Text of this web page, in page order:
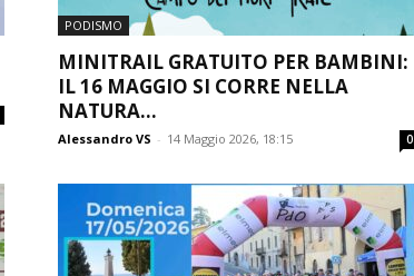
PODISMO
MINITRAIL GRATUITO PER BAMBINI:
IL 16 MAGGIO SI CORRE NELLA
NATURA...
Alessandro VS - 14 Maggio 2026, 18:15 0